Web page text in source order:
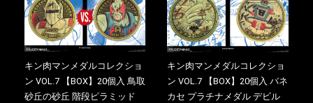
キン肉マンメダルコレクショ
ン VOL.7 【BOX】20個入 鳥取
砂丘の砂丘 階段ピラミッド
キン肉マンメダルコレクショ
ン VOL.7 【BOX】20個入 バネ
カセ プラチナメダル デビル